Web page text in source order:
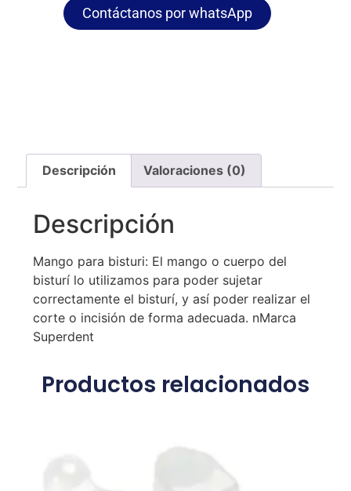
Contáctanos por whatsApp
Descripción Valoraciones (0)
Descripción
Mango para bisturi: El mango o cuerpo del
bisturí lo utilizamos para poder sujetar
correctamente el bisturí, y así poder realizar el
corte o incisión de forma adecuada. nMarca
Superdent
Productos relacionados